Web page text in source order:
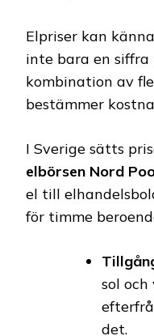
Elpriser kan
inte bara en
kombination av
bestämmer
I Sverige sätts
elbörsen Nord
el till
för timme
sol
det.